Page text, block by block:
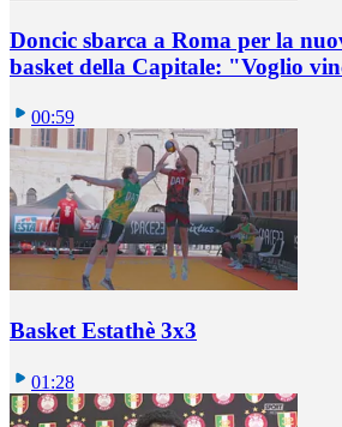
Doncic sbarca a Roma per la
basket della Capitale: "Voglio
00:59
Basket Estathè 3x3
01:28